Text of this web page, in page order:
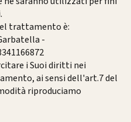
trattamento è:
-
i Suoi diritti nei
ai sensi dell'art.7 del
riproduciamo